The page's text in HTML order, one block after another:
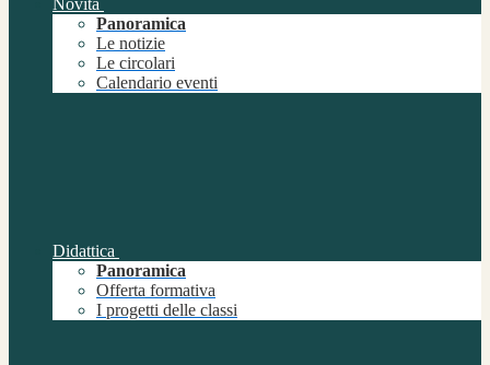
Novità
Panoramica
Le notizie
Le circolari
Calendario eventi
Didattica
Panoramica
Offerta formativa
I progetti delle classi